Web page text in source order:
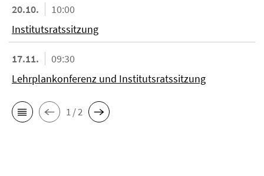
20.10.
10:00
Institutsratssitzung
17.11.
09:30
Lehrplankonferenz und Institutsratssitzung
1 / 2